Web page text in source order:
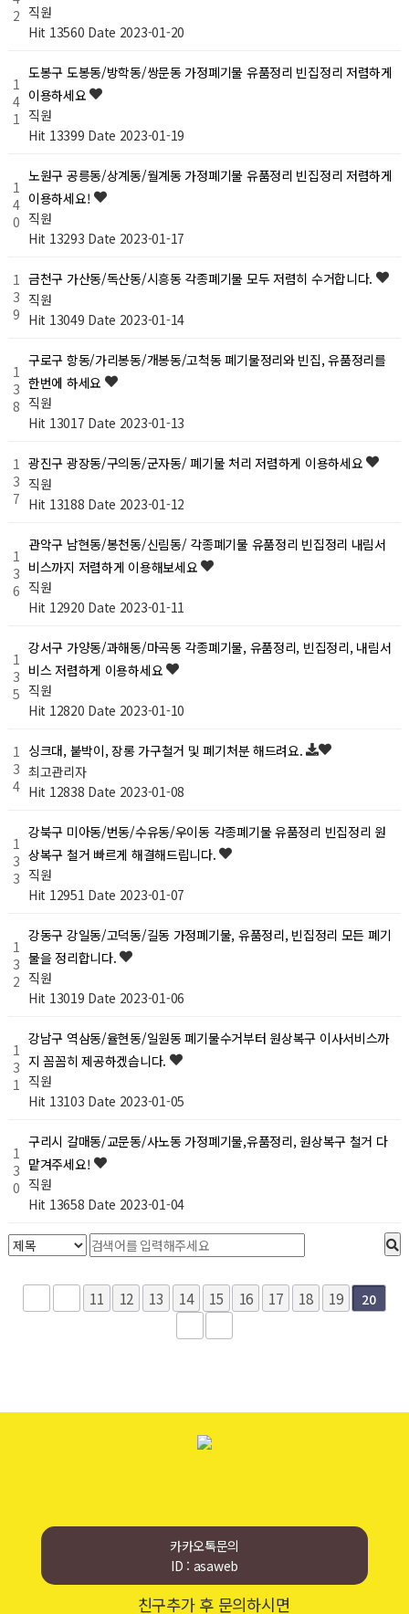
2 직원
Hit 13560 Date 2023-01-20
1
4
1
도봉구 도봉동/방학동/쌍문동 가정폐기물 유품정리 빈집정리 저렴하게
이용하세요
직원
Hit 13399 Date 2023-01-19
1
4
0
노원구 공릉동/상계동/월계동 가정폐기물 유품정리 빈집정리 저렴하게
이용하세요!
직원
Hit 13293 Date 2023-01-17
1
3
9
금천구 가산동/독산동/시흥동 각종폐기물 모두 저렴히 수거합니다.
직원
Hit 13049 Date 2023-01-14
1
3
8
구로구 항동/가리봉동/개봉동/고척동 폐기물정리와 빈집, 유품정리를
한번에 하세요
직원
Hit 13017 Date 2023-01-13
1
3
7
광진구 광장동/구의동/군자동/ 폐기물 처리 저렴하게 이용하세요
직원
Hit 13188 Date 2023-01-12
1
3
6
관악구 남현동/봉천동/신림동/ 각종폐기물 유품정리 빈집정리 내림서
비스까지 저렴하게 이용해보세요
직원
Hit 12920 Date 2023-01-11
1
3
5
강서구 가양동/과해동/마곡동 각종폐기물, 유품정리, 빈집정리, 내림서
비스 저렴하게 이용하세요
직원
Hit 12820 Date 2023-01-10
1
3
4
싱크대, 붙박이, 장롱 가구철거 및 폐기처분 해드려요.
최고관리자
Hit 12838 Date 2023-01-08
1
3
3
강북구 미아동/번동/수유동/우이동 각종폐기물 유품정리 빈집정리 원
상복구 철거 빠르게 해결해드립니다.
직원
Hit 12951 Date 2023-01-07
1
3
2
강동구 강일동/고덕동/길동 가정폐기물, 유품정리, 빈집정리 모든 폐기
물을 정리합니다.
직원
Hit 13019 Date 2023-01-06
1
3
1
강남구 역삼동/율현동/일원동 폐기물수거부터 원상복구 이사서비스까
지 꼼꼼히 제공하겠습니다.
직원
Hit 13103 Date 2023-01-05
1
3
0
구리시 갈매동/교문동/사노동 가정폐기물,유품정리, 원상복구 철거 다
맡겨주세요!
직원
Hit 13658 Date 2023-01-04
11 12 13 14 15 16 17 18 19 20
카카오톡문의
ID : asaweb
친구추가 후 문의하시면